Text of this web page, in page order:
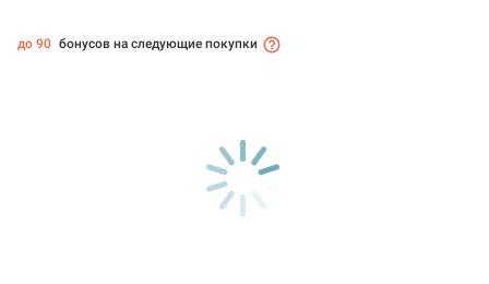
до 90 бонусов на следующие покупки